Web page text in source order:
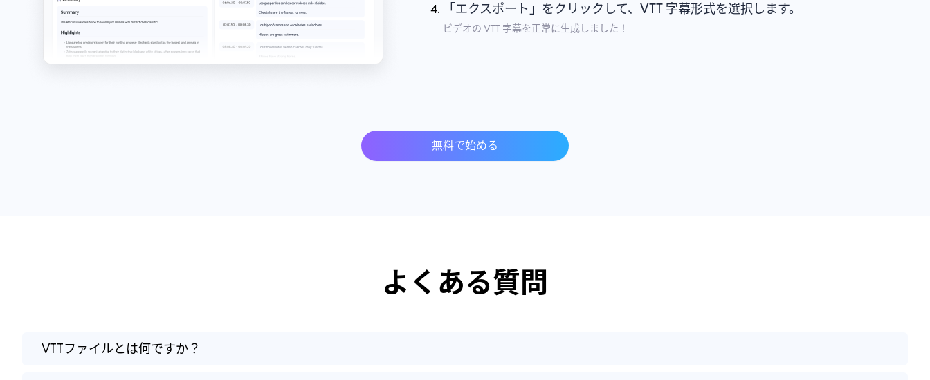
「エクスポート」をクリックして、VTT 字幕形式を選択します。
ビデオの VTT 字幕を正常に生成しました！
無料で始める
よくある質問
VTTファイルとは何ですか？